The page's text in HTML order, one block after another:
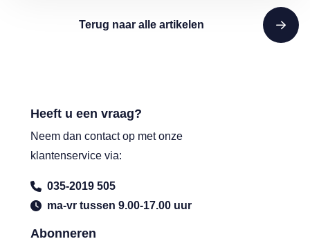
Terug naar alle artikelen
Abonneren
Heeft u een vraag?
Neem dan contact op met onze
klantenservice via:
035-2019 505
ma-vr tussen 9.00-17.00 uur